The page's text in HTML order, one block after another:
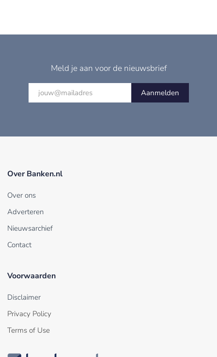
Meld je aan voor de nieuwsbrief
Aanmelden
Over Banken.nl
Over ons
Adverteren
Nieuwsarchief
Contact
Voorwaarden
Disclaimer
Privacy Policy
Terms of Use